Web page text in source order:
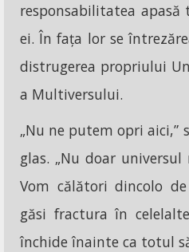
responsabilitatea
ei. În fața lor se
distrugerea propriului
a Multiversului.
„Nu ne putem opri aici,”
glas. „Nu doar
Vom călători dincolo
găsi fractura în
închide înainte ca totul